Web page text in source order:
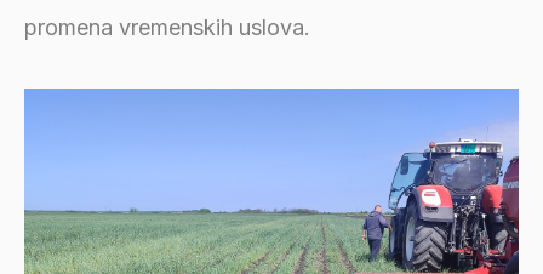
promena vremenskih uslova.